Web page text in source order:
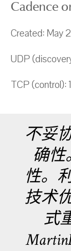
Cadence
Created: May
UDP
TCP (control):
不妥
确
性。
技术
式